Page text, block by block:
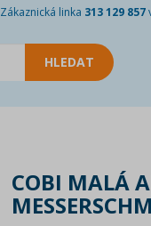
Zákaznická linka 313 129 857
COBI MALÁ